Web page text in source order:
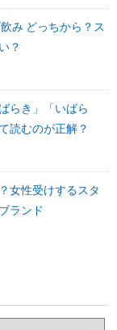
み どっちから？ス
？
らき」「いばら
読むのが正解？
女性受けするスタ
ランド